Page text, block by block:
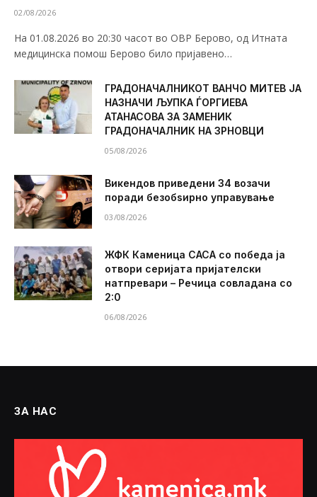
02/08/2026
На 01.08.2026 во 20:30 часот во ОВР Берово, од Итната
медицинска помош Берово било пријавено…
ГРАДОНАЧАЛНИКОТ ВАНЧО МИТЕВ ЈА
НАЗНАЧИ ЉУПКА ЃОРГИЕВА
АТАНАСОВА ЗА ЗАМЕНИК
ГРАДОНАЧАЛНИК НА ЗРНОВЦИ
05/08/2026
Викендов приведени 34 возачи
поради безобѕирно управување
03/08/2026
ЖФК Каменица САСА со победа ја
отвори серијата пријателски
натпревари – Речица совладана со
2:0
06/08/2026
ЗА НАС